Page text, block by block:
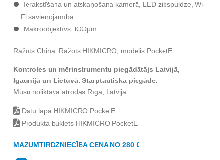
Ierakstīšana un atskaņošana kamerā, LED zibspuldze, Wi-
Fi savienojamība
Makroobjektīvs: lOOμm
Ražots China. Ražots HIKMICRO, modelis PocketE
Kontroles un mērinstrumentu piegādātājs Latvijā,
Igaunijā un Lietuvā. Starptautiska piegāde.
Mūsu noliktava atrodas Rīgā, Latvijā.
Datu lapa HIKMICRO PocketE
Produkta buklets HIKMICRO PocketE
MAZUMTIRDZNIECĪBA CENA NO 280 €